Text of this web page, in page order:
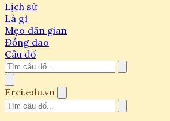
Lịch sử
Là gì
Mẹo dân gian
Đồng dao
Câu đố
Erci.edu.vn